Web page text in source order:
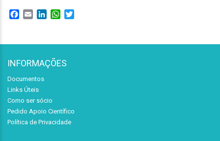
Facebook
Email LinkedInWhatsApp
INFORMAÇÕES
Documentos
Links Úteis
Como ser sócio
Pedido Apoio Científico
Política de Privacidade